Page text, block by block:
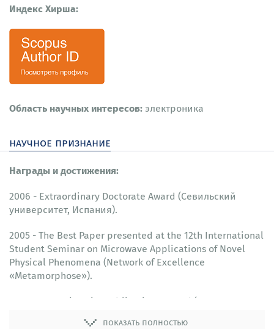
Индекс Хирша:
Область научных интересов: электроника
научное признание
Награды и достижения:
2006 - Extraordinary Doctorate Award (Севильский
университет, Испания).
2005 - The Best Paper presented at the 12th International
Student Seminar on Microwave Applications of Novel
Physical Phenomena (Network of Excellence
«Metamorphose»).
2005 - CST University Publicationn Award (Computer
показать полностью